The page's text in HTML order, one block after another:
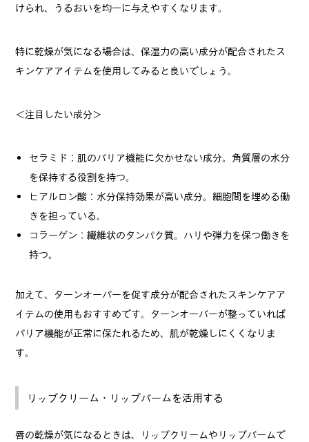
けられ、うるおいを均一に与えやすくなります。
特に乾燥が気になる場合は、保湿力の高い成分が配合されたス
キンケアアイテムを使用してみると良いでしょう。
＜注目したい成分＞
セラミド：肌のバリア機能に欠かせない成分。角質層の水分
を保持する役割を持つ。
ヒアルロン酸：水分保持効果が高い成分。細胞間を埋める働
きを担っている。
コラーゲン：繊維状のタンパク質。ハリや弾力を保つ働きを
持つ。
加えて、ターンオーバーを促す成分が配合されたスキンケアア
イテムの使用もおすすめです。ターンオーバーが整っていれば
バリア機能が正常に保たれるため、肌が乾燥しにくくなりま
す。
リップクリーム・リップバームを活用する
唇の乾燥が気になるときは、リップクリームやリップバームで